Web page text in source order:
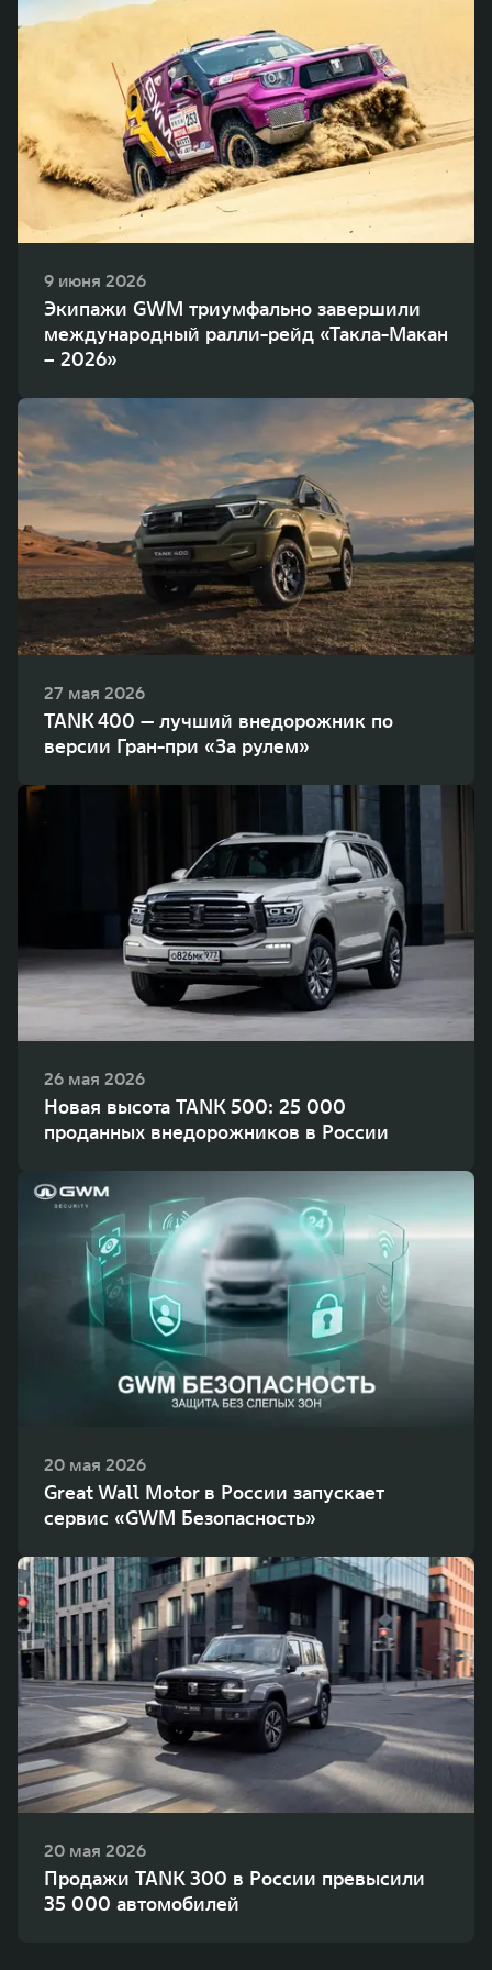
9 июня 2026
Экипажи GWM триумфально завершили
международный ралли-рейд «Такла-Макан
– 2026»
27 мая 2026
TANK 400 — лучший внедорожник по
версии Гран-при «За рулем»
26 мая 2026
Новая высота TANK 500: 25 000
проданных внедорожников в России
20 мая 2026
Great Wall Motor в России запускает
сервис «GWM Безопасность»
20 мая 2026
Продажи TANK 300 в России превысили
35 000 автомобилей